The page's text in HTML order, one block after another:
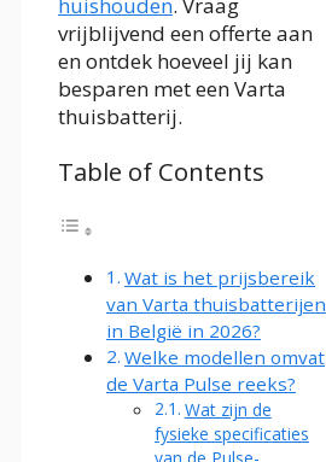
vrijblijvend een offerte aan
en ontdek hoeveel jij kan
besparen met een Varta
thuisbatterij.
Table of Contents
Wat is het prijsbereik
van Varta thuisbatterijen
in België in 2026?
Welke modellen omvat
de Varta Pulse reeks?
Wat zijn de
fysieke specificaties